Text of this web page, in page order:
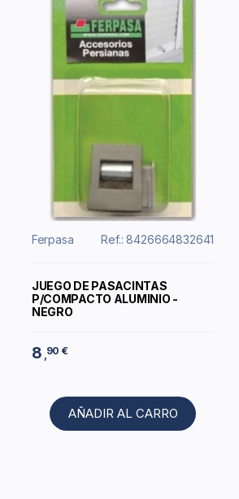
Ferpasa Ref.: 8426664832641
JUEGO DE PASACINTAS
P/COMPACTO ALUMINIO -
NEGRO
8 90 €
AÑADIR AL CARRO